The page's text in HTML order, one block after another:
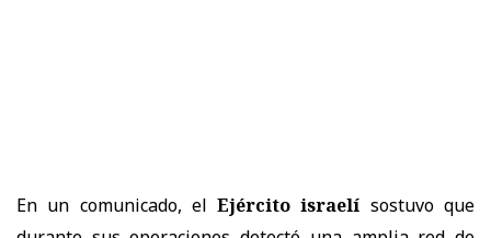
En un comunicado, elEjército israelí sostuvo que